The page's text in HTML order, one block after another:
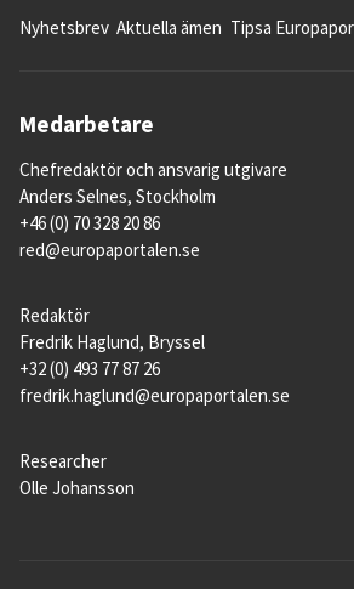
Nyhetsbrev Aktuella ämen Tipsa
Medarbetare
Chefredaktör och ansvarig utgivare
Anders Selnes, Stockholm
+46 (0) 70 328 20 86
red@europaportalen.se
Redaktör
Fredrik Haglund, Bryssel
+32 (0) 493 77 87 26
fredrik.haglund@europaportalen.se
Researcher
Olle Johansson